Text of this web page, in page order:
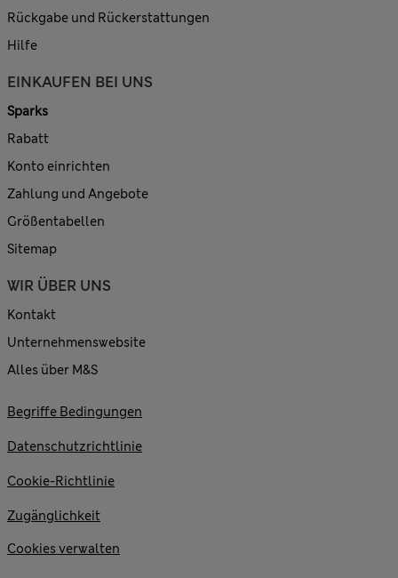
Rückgabe und Rückerstattungen
Hilfe
EINKAUFEN BEI UNS
Sparks
Rabatt
Konto einrichten
Zahlung und Angebote
Größentabellen
Sitemap
WIR ÜBER UNS
Kontakt
Unternehmenswebsite
Alles über M&S
Begriffe Bedingungen
Datenschutzrichtlinie
Cookie-Richtlinie
Zugänglichkeit
Cookies verwalten